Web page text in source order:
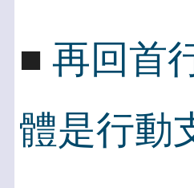
■ 再回首
體是行動